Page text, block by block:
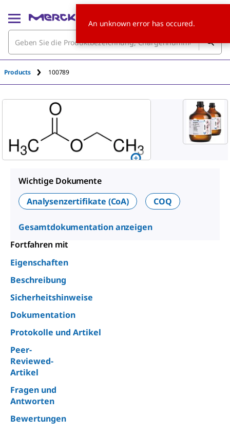
Products 100789
Wichtige Dokumente
Analysenzertifikate (CoA)
COQ
Gesamtdokumentation anzeigen
Fortfahren mit
Eigenschaften
Beschreibung
Sicherheitshinweise
Dokumentation
Protokolle und Artikel
Peer-
Reviewed-
Artikel
Fragen und
Antworten
Bewertungen
An unknown error has occured.